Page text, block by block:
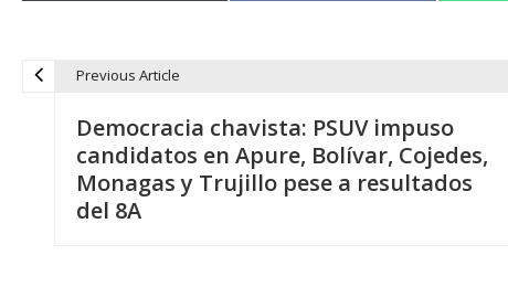
Previous Article
Democracia chavista: PSUV impuso
candidatos en Apure, Bolívar, Cojedes,
Monagas y Trujillo pese a resultados
del 8A